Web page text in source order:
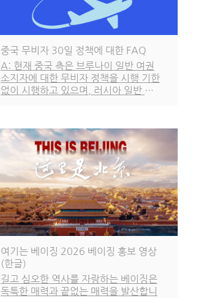
중국 무비자 30일 정책에 대한 FAQ
A: 현재 중국 측은 브루나이 일반 여권
소지자에 대한 무비자 정책을 시행 기한
없이 시행하고 있으며, 러시아 일반 여
지 48개국 일반 여권 소지자에 대한 무
비자 정책은 2026년 12월 31일까지
시행됩니다.
여기는 베이징 2026 베이징 홍보 영상
(한글)
길고 심오한 역사를 자랑하는 베이징은
독특한 매력과 끝없는 매력을 발산합니